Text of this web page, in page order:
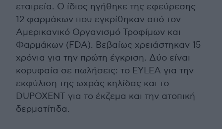
εταιρεία. Ο ίδιος ηγήθηκε της εφεύρεσης
12 φαρμάκων που εγκρίθηκαν από τον
Αμερικανικό Οργανισμό Τροφίμων και
Φαρμάκων (FDA). Βεβαίως χρειάστηκαν 15
χρόνια για την πρώτη έγκριση. Δύο είναι
κορυφαία σε πωλήσεις: το ΕΥLΕΑ για την
εκφύλιση της ωχράς κηλίδας και το
DUPOXENT για το έκζεμα και την ατοπική
δερματίτιδα.